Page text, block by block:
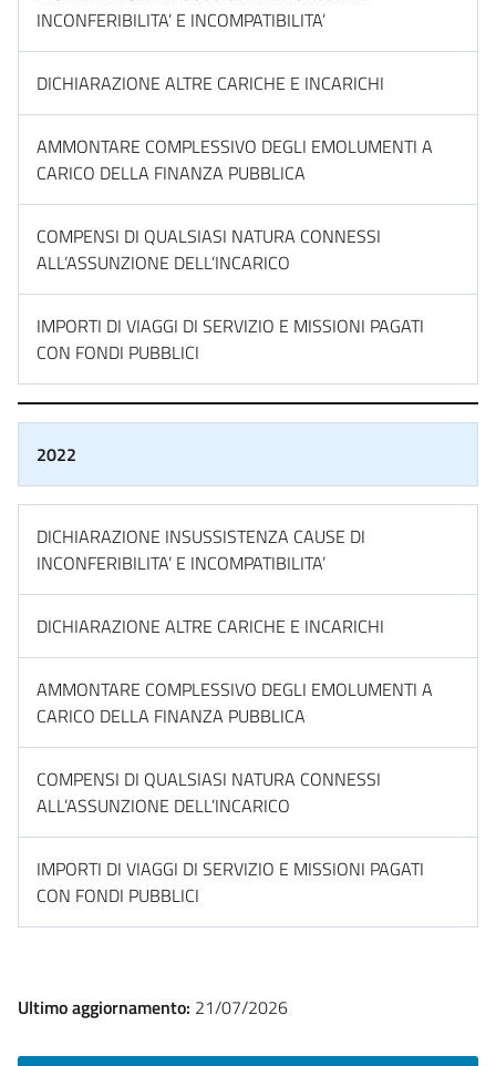
INCONFERIBILITA’ E INCOMPATIBILITA’
DICHIARAZIONE ALTRE CARICHE E INCARICHI
AMMONTARE COMPLESSIVO DEGLI EMOLUMENTI A
CARICO DELLA FINANZA PUBBLICA
COMPENSI DI QUALSIASI NATURA CONNESSI
ALL’ASSUNZIONE DELL’INCARICO
IMPORTI DI VIAGGI DI SERVIZIO E MISSIONI PAGATI
CON FONDI PUBBLICI
2022
DICHIARAZIONE INSUSSISTENZA CAUSE DI
INCONFERIBILITA’ E INCOMPATIBILITA’
DICHIARAZIONE ALTRE CARICHE E INCARICHI
AMMONTARE COMPLESSIVO DEGLI EMOLUMENTI A
CARICO DELLA FINANZA PUBBLICA
COMPENSI DI QUALSIASI NATURA CONNESSI
ALL’ASSUNZIONE DELL’INCARICO
IMPORTI DI VIAGGI DI SERVIZIO E MISSIONI PAGATI
CON FONDI PUBBLICI
Ultimo aggiornamento: 21/07/2026